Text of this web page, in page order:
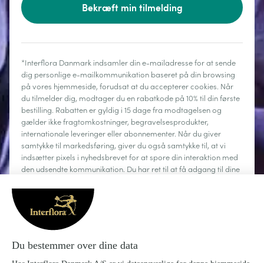
Bekræft min tilmelding
*Interflora Danmark indsamler din e-mailadresse for at sende
dig personlige e-mailkommunikation baseret på din browsing
på vores hjemmeside, forudsat at du accepterer cookies. Når
du tilmelder dig, modtager du en rabatkode på 10% til din første
bestilling. Rabatten er gyldig i 15 dage fra modtagelsen og
gælder ikke fragtomkostninger, begravelsesprodukter,
internationale leveringer eller abonnementer. Når du giver
samtykke til markedsføring, giver du også samtykke til, at vi
indsætter pixels i nyhedsbrevet for at spore din interaktion med
den udsendte kommunikation. Du har ret til at få adgang til dine
behandlingen og gøre brug af din ret til dataportabilitet. Du kan
til enhver tid afmelde dig.